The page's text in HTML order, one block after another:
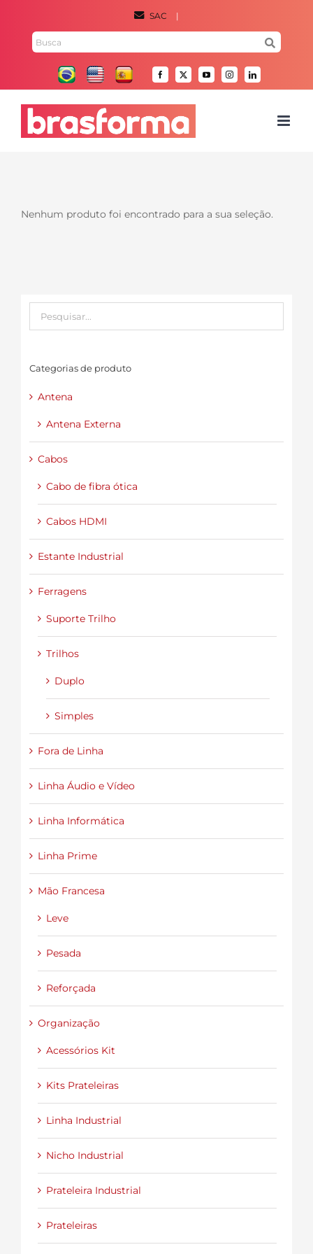
SAC |
Facebook
X YouTubeInstagramLinkedIn
Nenhum produto foi encontrado para a sua seleção.
Categorias de produto
Antena
Antena Externa
Cabos
Cabo de fibra ótica
Cabos HDMI
Estante Industrial
Ferragens
Suporte Trilho
Trilhos
Duplo
Simples
Fora de Linha
Linha Áudio e Vídeo
Linha Informática
Linha Prime
Mão Francesa
Leve
Pesada
Reforçada
Organização
Acessórios Kit
Kits Prateleiras
Linha Industrial
Nicho Industrial
Prateleira Industrial
Prateleiras